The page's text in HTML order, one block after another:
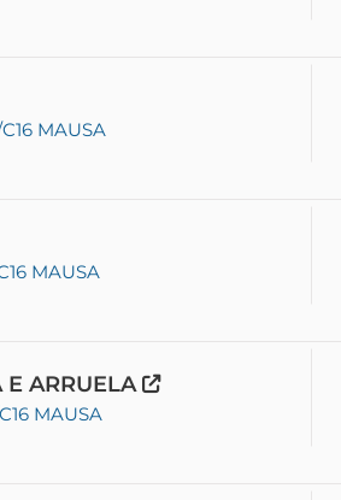
MAUSA
MAUSA
E ARRUELA
MAUSA